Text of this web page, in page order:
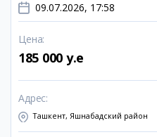
09.07.2026, 17:58
Цена:
185 000 y.e
Адрес:
Ташкент, Яшнабадский район